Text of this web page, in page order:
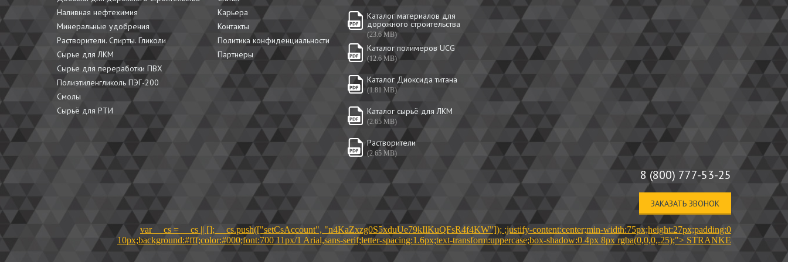
Наливная нефтехимия
Минеральные удобрения
Растворители. Спирты. Гликоли
Сырье для ЛКМ
Сырье для переработки ПВХ
Полиэтиленгликоль ПЭГ-200
Смолы
Сырьё для РТИ
Карьера
Контакты
Политика конфиденциальности
Партнеры
Каталог материалов для
дорожного строительства
(23.6 MB)
Каталог полимеров UCG
(12.6 MB)
Каталог Диоксида титана
(1.81 MB)
Каталог сырьё для ЛКМ
(2.65 MB)
Растворители
(2.65 MB)
8 (800) 777-53-25
ЗАКАЗАТЬ ЗВОНОК
var __cs = __cs || []; __cs.push(["setCsAccount", "n4KaZxzg0S5xduUe79kIlKuQFsR4f4KW"]); ;justify-content:center;min-width:75px;height:27px;padding:0
10px;background:#fff;color:#000;font:700 11px/1 Arial,sans-serif;letter-spacing:1.6px;text-transform:uppercase;box-shadow:0 4px 8px rgba(0,0,0,.25);"> STRANKE